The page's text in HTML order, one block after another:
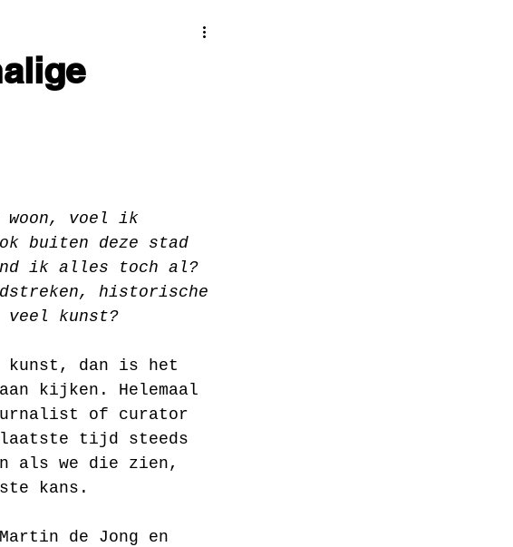
woon, voel ik
buiten deze stad
ik alles toch al?
historische
veel kunst?
kunst, dan is het
kijken. Helemaal
of curator
laatste tijd steeds
als we die zien,
kans.
de Jong en